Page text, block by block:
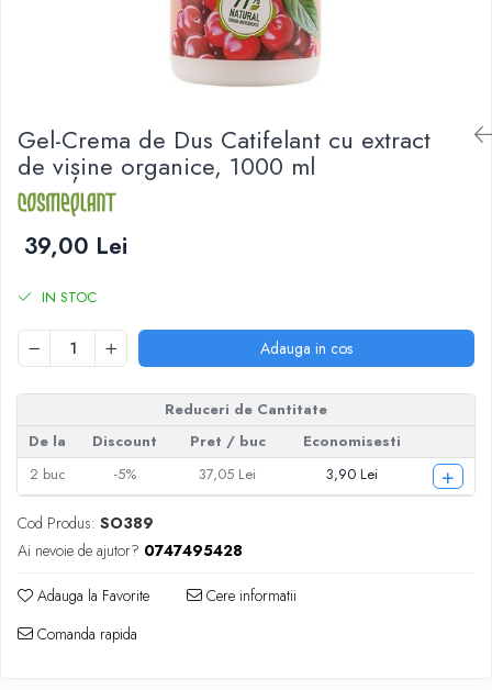
Gel-Crema de Dus Catifelant cu extract
de vișine organice, 1000 ml
39,00 Lei
IN STOC
Adauga in cos
Reduceri de Cantitate
De la
Discount Pret / buc
Economisesti
2 buc -5% 37,05 Lei 3,90 Lei +
Cod Produs: SO389
Ai nevoie de ajutor? 0747495428
Adauga la Favorite
Cere informatii
Comanda rapida